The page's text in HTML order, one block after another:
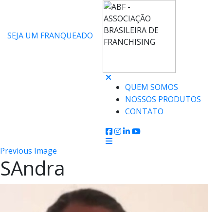
SEJA UM FRANQUEADO
QUEM SOMOS
NOSSOS PRODUTOS
CONTATO
Previous Image
SAndra